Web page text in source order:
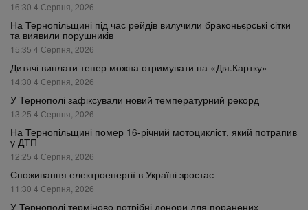
16:30 4 Серпня, 2026
На Тернопільщині під час рейдів вилучили браконьєрські сітки
та виявили порушників
15:35 4 Серпня, 2026
Дитячі виплати тепер можна отримувати на «Дія.Картку»
14:30 4 Серпня, 2026
У Тернополі зафіксували новий температурний рекорд
13:25 4 Серпня, 2026
На Тернопільщині помер 16-річний мотоцикліст, який потрапив
у ДТП
12:25 4 Серпня, 2026
Споживання електроенергії в Україні зростає
11:30 4 Серпня, 2026
У Тернополі терміново потрібні донори для поранених